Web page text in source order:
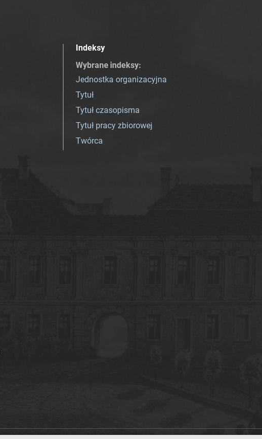
Indeksy
Wybrane indeksy:
Jednostka organizacyjna
Tytuł
Tytuł czasopisma
Tytuł pracy zbiorowej
Twórca